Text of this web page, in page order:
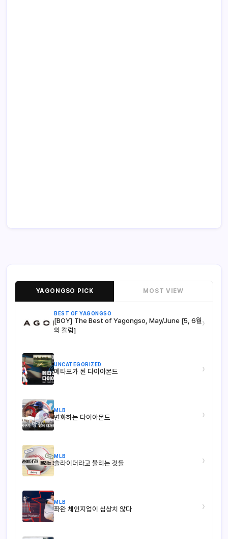
YAGONGSO PICK MOST VIEW
BEST OF YAGONGSO
[BOY] The Best of Yagongso, May/June [5, 6월
의 칼럼]
›
UNCATEGORIZED
메타포가 된 다이아몬드 ›
MLB
변화하는 다이아몬드 ›
MLB
슬라이더라고 불리는 것들 ›
MLB
좌완 체인지업이 심상치 않다 ›